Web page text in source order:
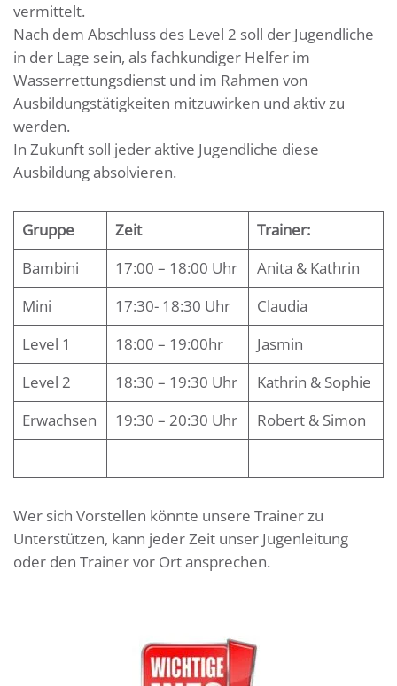
vermittelt.
Nach dem Abschluss des Level 2 soll der Jugendliche
in der Lage sein, als fachkundiger Helfer im
Wasserrettungsdienst und im Rahmen von
Ausbildungstätigkeiten mitzuwirken und aktiv zu
werden.
In Zukunft soll jeder aktive Jugendliche diese
Ausbildung absolvieren.
Gruppe Zeit
Trainer:
Bambini
17:00 – 18:00 Uhr
Anita & Kathrin
Mini
17:30- 18:30 Uhr
Claudia
Level 1
18:00 – 19:00hr
Jasmin
Level 2
18:30 – 19:30 Uhr
Kathrin & Sophie
Erwachsen
19:30 – 20:30 Uhr Robert & Simon
Wer sich Vorstellen könnte unsere Trainer zu
Unterstützen, kann jeder Zeit unser Jugenleitung
oder den Trainer vor Ort ansprechen.